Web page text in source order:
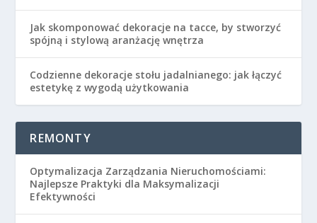
Jak skomponować dekoracje na tacce, by stworzyć
spójną i stylową aranżację wnętrza
Codzienne dekoracje stołu jadalnianego: jak łączyć
estetykę z wygodą użytkowania
REMONTY
Optymalizacja Zarządzania Nieruchomościami:
Najlepsze Praktyki dla Maksymalizacji
Efektywności